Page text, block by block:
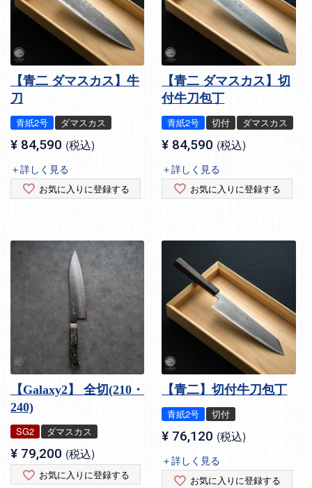
【青二 ダマスカス】牛
刀
青紙2号 ダマスカス
¥ 84,590 税込
＋詳しく見る
お気に入りに登録する
【青二 ダマスカス】切
付牛刀包丁
青紙2号 切付 ダマスカス
¥ 84,590 税込
＋詳しく見る
お気に入りに登録する
【Galaxy2】 全切(210・
240)
SG2 ダマスカス
¥ 79,200 税込
お気に入りに登録する
【青二】切付牛刀包丁
青紙2号 切付
¥ 76,120 税込
＋詳しく見る
お気に入りに登録する